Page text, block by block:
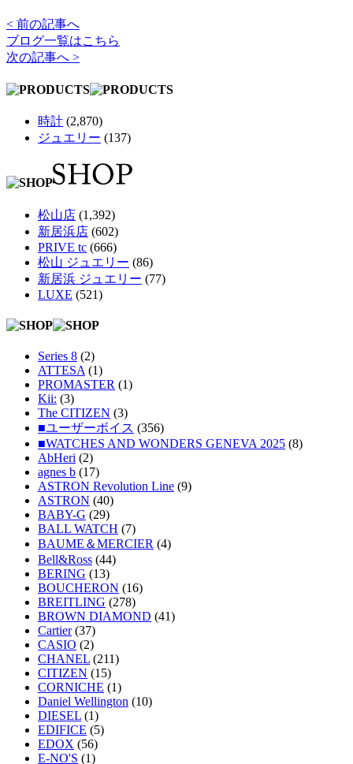
< 前の記事へ
ブログ一覧はこちら
次の記事へ >
時計 (2,870)
ジュエリー (137)
松山店 (1,392)
新居浜店 (602)
PRIVE tc (666)
松山 ジュエリー (86)
新居浜 ジュエリー (77)
LUXE (521)
Series 8 (2)
ATTESA (1)
PROMASTER (1)
Kii: (3)
The CITIZEN (3)
■ユーザーボイス (356)
■WATCHES AND WONDERS GENEVA 2025 (8)
AbHeri (2)
agnes b (17)
ASTRON Revolution Line (9)
ASTRON (40)
BABY-G (29)
BALL WATCH (7)
BAUME＆MERCIER (4)
Bell&Ross (44)
BERING (13)
BOUCHERON (16)
BREITLING (278)
BROWN DIAMOND (41)
Cartier(37)
CASIO (2)
CHANEL (211)
CITIZEN (15)
CORNICHE (1)
Daniel Wellington (10)
DIESEL (1)
EDIFICE (5)
EDOX (56)
E-NO'S (1)